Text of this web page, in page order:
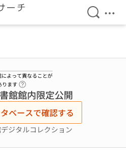
検索を
メ
よって異なることが
ります
館館内限定公開
ベースで確認する
ジタルコレクション